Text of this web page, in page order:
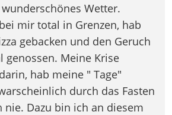
Wetter.
mir total in Grenzen, hab
gebacken und den Geruch
genossen. Meine Krise
hab meine " Tage"
durch das Fasten
nie. Dazu bin ich an diesem